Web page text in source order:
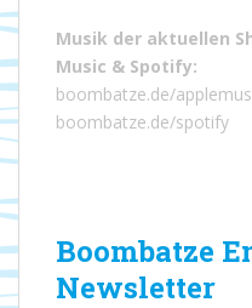
Musik der aktuellen
Music & Spotify:
boombatze.de/
boombatze.de/spotify
Boombatze
Newsletter